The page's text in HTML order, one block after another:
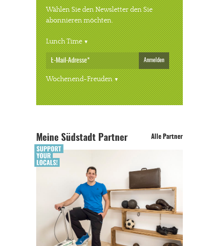
Wählen Sie den Newsletter den Sie
abonnieren möchten.
Lunch Time
Anmelden
Wochenend-Freuden
Meine Südstadt Partner Alle Partner